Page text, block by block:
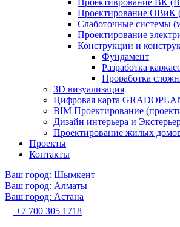
Проективрование ВК
Проектирование ОВиК
Слаботочные системы
Проектирование
Конструкции и
Фундамент
Разработка
Проработка
3D визуализация
Цифровая карта
BIM Проектирование
Дизайн интерьера и
Проектирование жилых
Проекты
Контакты
Ваш город: Шымкент
Ваш город: Алматы
Ваш город: Астана
+7 700 305 1718